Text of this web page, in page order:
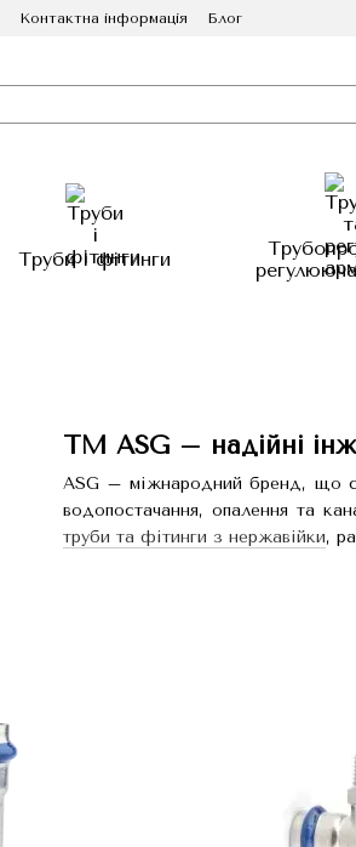
Контактна інформація Блог
Труби і фітинги
ТМ ASG – надійні
ASG – міжнародний бренд, що
водопостачання, опалення та
труби та фітинги з нержавійки,
Монголія, Азербайджан,
Завдяки сучасним
професіоналів будівельної та